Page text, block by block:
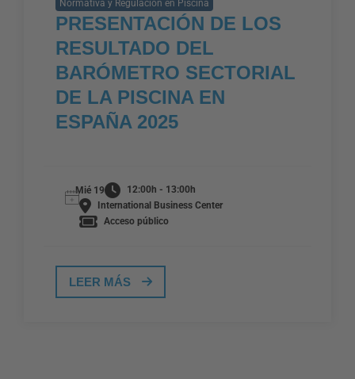
Normativa y Regulación en Piscina
PRESENTACIÓN DE LOS
RESULTADO DEL
BARÓMETRO SECTORIAL
DE LA PISCINA EN
ESPAÑA 2025
Mié 19
12:00h - 13:00h
International Business Center
Acceso público
LEER MÁS